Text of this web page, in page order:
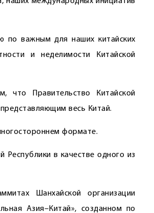
по важным для наших китайских
и неделимости Китайской
что Правительство Китайской
весь Китай.
формате.
Республики в качестве одного из
Шанхайской организации
Азия–Китай», созданном по